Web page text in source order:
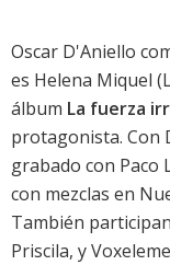
Oscar D'Aniello
es Helena Miquel
álbum La fuerza
protagonista. Con
grabado con Paco
con mezclas en
También participan
Priscila, y